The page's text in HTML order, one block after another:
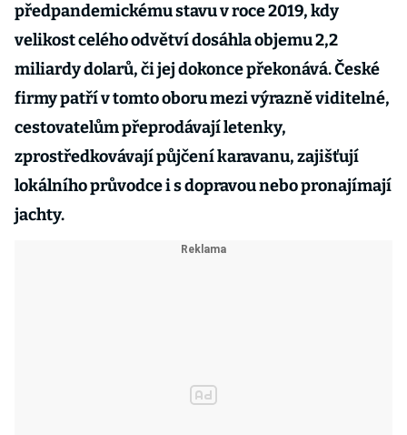
předpandemickému stavu v roce 2019, kdy
velikost celého odvětví dosáhla objemu 2,2
miliardy dolarů, či jej dokonce překonává. České
firmy patří v tomto oboru mezi výrazně viditelné,
cestovatelům přeprodávají letenky,
zprostředkovávají půjčení karavanu, zajišťují
lokálního průvodce i s dopravou nebo pronajímají
jachty.